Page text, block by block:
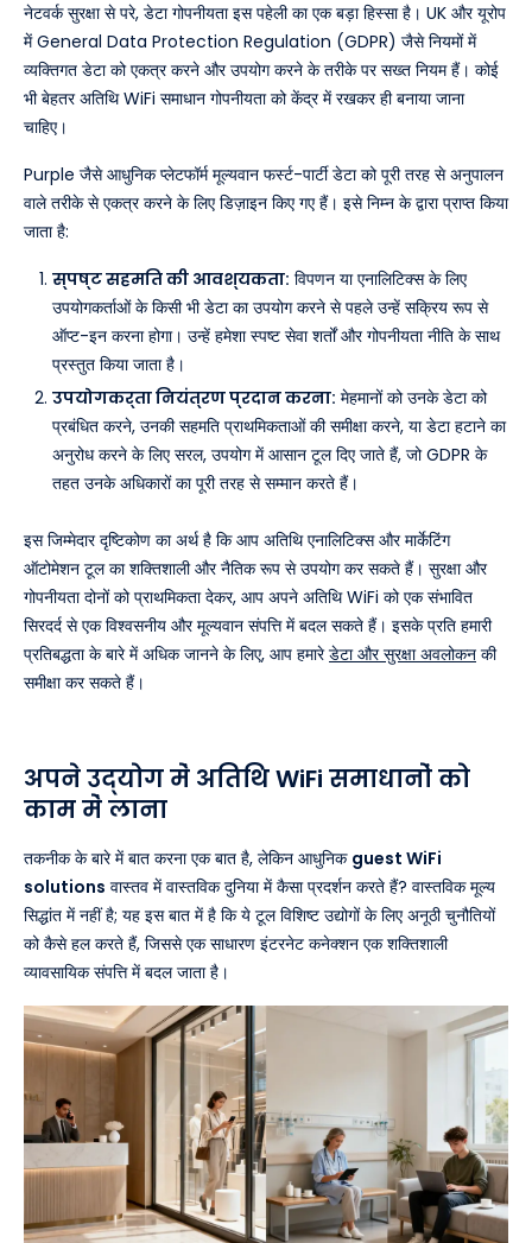
नेटवर्क सुरक्षा से परे, डेटा गोपनीयता इस पहेली का एक बड़ा हिस्सा है। UK और यूरोप
में General Data Protection Regulation (GDPR) जैसे नियमों में
व्यक्तिगत डेटा को एकत्र करने और उपयोग करने के तरीके पर सख्त नियम हैं। कोई
भी बेहतर अतिथि WiFi समाधान गोपनीयता को केंद्र में रखकर ही बनाया जाना
चाहिए।
Purple जैसे आधुनिक प्लेटफॉर्म मूल्यवान फर्स्ट-पार्टी डेटा को पूरी तरह से अनुपालन
वाले तरीके से एकत्र करने के लिए डिज़ाइन किए गए हैं। इसे निम्न के द्वारा प्राप्त किया
जाता है:
स्पष्ट सहमति की आवश्यकता: विपणन या एनालिटिक्स के लिए
उपयोगकर्ताओं के किसी भी डेटा का उपयोग करने से पहले उन्हें सक्रिय रूप से
ऑप्ट-इन करना होगा। उन्हें हमेशा स्पष्ट सेवा शर्तों और गोपनीयता नीति के साथ
प्रस्तुत किया जाता है।
उपयोगकर्ता नियंत्रण प्रदान करना: मेहमानों को उनके डेटा को
प्रबंधित करने, उनकी सहमति प्राथमिकताओं की समीक्षा करने, या डेटा हटाने का
अनुरोध करने के लिए सरल, उपयोग में आसान टूल दिए जाते हैं, जो GDPR के
तहत उनके अधिकारों का पूरी तरह से सम्मान करते हैं।
इस जिम्मेदार दृष्टिकोण का अर्थ है कि आप अतिथि एनालिटिक्स और मार्केटिंग
ऑटोमेशन टूल का शक्तिशाली और नैतिक रूप से उपयोग कर सकते हैं। सुरक्षा और
गोपनीयता दोनों को प्राथमिकता देकर, आप अपने अतिथि WiFi को एक संभावित
सिरदर्द से एक विश्वसनीय और मूल्यवान संपत्ति में बदल सकते हैं। इसके प्रति हमारी
प्रतिबद्धता के बारे में अधिक जानने के लिए, आप हमारेडेटा और सुरक्षा अवलोकन की
समीक्षा कर सकते हैं।
अपने उद्योग में अतिथि WiFi समाधानों को
काम में लाना
तकनीक के बारे में बात करना एक बात है, लेकिन आधुनिक guest WiFi
solutions वास्तव में वास्तविक दुनिया में कैसा प्रदर्शन करते हैं? वास्तविक मूल्य
सिद्धांत में नहीं है; यह इस बात में है कि ये टूल विशिष्ट उद्योगों के लिए अनूठी चुनौतियों
को कैसे हल करते हैं, जिससे एक साधारण इंटरनेट कनेक्शन एक शक्तिशाली
व्यावसायिक संपत्ति में बदल जाता है।